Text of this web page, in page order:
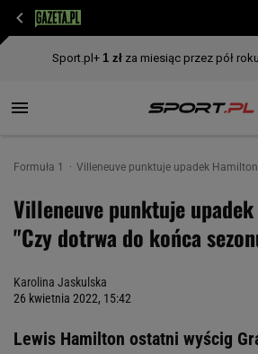
Formuła 1 Villeneuve punktuje upadek
Villeneuve punktuje
"Czy dotrwa do końca
Karolina Jaskulska
26 kwietnia 2022, 15:42
Lewis Hamilton ostatni wyścig